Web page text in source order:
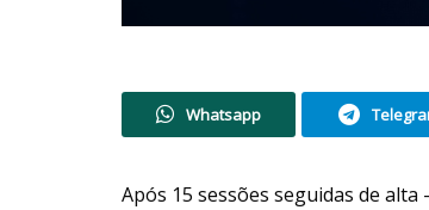
Whatsapp
Após 15 sessões seguidas de